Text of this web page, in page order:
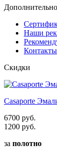
Дополнительно
Наши
Контакты
Скидки
Casaporte
6700 руб.
1200 руб.
за полотно